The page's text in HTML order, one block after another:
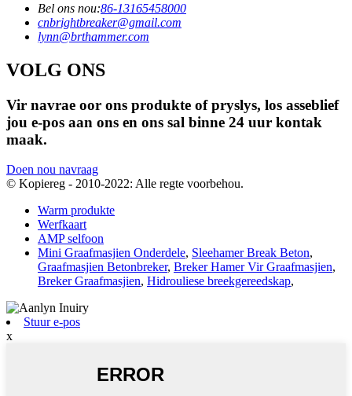
Bel ons nou:86-13165458000
cnbrightbreaker@gmail.com
lynn@brthammer.com
VOLG ONS
Vir navrae oor ons produkte of pryslys, los asseblief
jou e-pos aan ons en ons sal binne 24 uur kontak
maak.
Doen nou navraag
© Kopiereg - 2010-2022: Alle regte voorbehou.
Warm produkte
Werfkaart
AMP selfoon
Mini Graafmasjien Onderdele, Sleehamer Break Beton,
Graafmasjien Betonbreker, Breker Hamer Vir Graafmasjien,
Breker Graafmasjien, Hidrouliese breekgereedskap,
Stuur e-pos
x